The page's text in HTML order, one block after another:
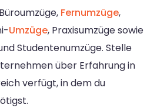
Fernumzüge,
Umzüge, Praxisumzüge sowie
Studentenumzüge. Stelle
über Erfahrung in
verfügt, in dem du